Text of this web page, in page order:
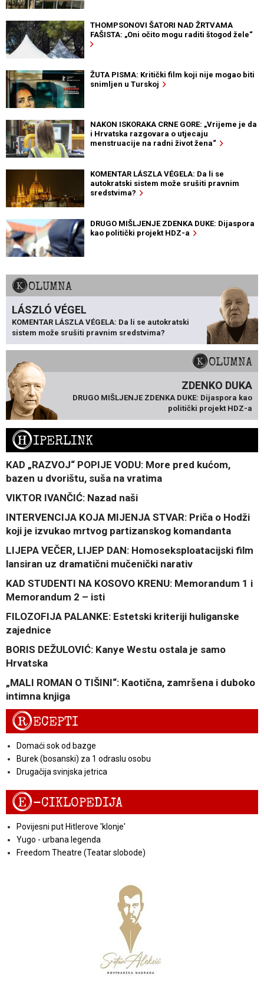
THOMPSONOVI ŠATORI NAD ŽRTVAMA
FAŠISTA: „Oni očito mogu raditi štogod žele“
ŽUTA PISMA: Kritički film koji nije mogao biti
snimljen u Turskoj
NAKON ISKORAKA CRNE GORE: „Vrijeme je da
i Hrvatska razgovara o utjecaju
menstruacije na radni život žena“
KOMENTAR LÁSZLA VÉGELA: Da li se
autokratski sistem može srušiti pravnim
sredstvima?
DRUGO MIŠLJENJE ZDENKA DUKE: Dijaspora
kao politički projekt HDZ-a
KOLUMNA
LÁSZLÓ VÉGEL
KOMENTAR LÁSZLA VÉGELA: Da li se autokratski
sistem može srušiti pravnim sredstvima?
KOLUMNA
ZDENKO DUKA
DRUGO MIŠLJENJE ZDENKA DUKE: Dijaspora kao
politički projekt HDZ-a
HIPERLINK
KAD „RAZVOJ“ POPIJE VODU: More pred kućom,
bazen u dvorištu, suša na vratima
VIKTOR IVANČIĆ: Nazad naši
INTERVENCIJA KOJA MIJENJA STVAR: Priča o Hodži
koji je izvukao mrtvog partizanskog komandanta
LIJEPA VEČER, LIJEP DAN: Homoseksploatacijski film
lansiran uz dramatični mučenički narativ
KAD STUDENTI NA KOSOVO KRENU: Memorandum 1 i
Memorandum 2 – isti
FILOZOFIJA PALANKE: Estetski kriteriji huliganske
zajednice
BORIS DEŽULOVIĆ: Kanye Westu ostala je samo
Hrvatska
„MALI ROMAN O TIŠINI“: Kaotična, zamršena i duboko
intimna knjiga
RECEPTI
Domaći sok od bazge
Burek (bosanski) za 1 odraslu osobu
Drugačija svinjska jetrica
E-CIKLOPEDIJA
Povijesni put Hitlerove 'klonje'
Yugo - urbana legenda
Freedom Theatre (Teatar slobode)